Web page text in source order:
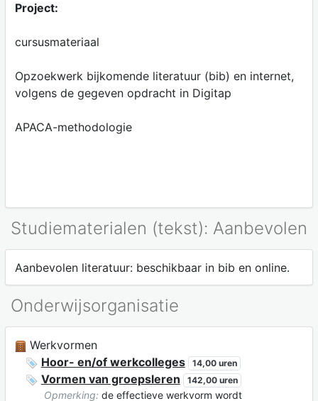
Project:
cursusmateriaal
Opzoekwerk bijkomende literatuur (bib) en internet,
volgens de gegeven opdracht in Digitap
APACA-methodologie
Studiematerialen (tekst): Aanbevolen
Aanbevolen literatuur: beschikbaar in bib en online.
Onderwijsorganisatie
Werkvormen
Hoor- en/of werkcolleges
14,00 uren
Vormen van groepsleren 142,00 uren
Opmerking: de effectieve werkvorm wordt